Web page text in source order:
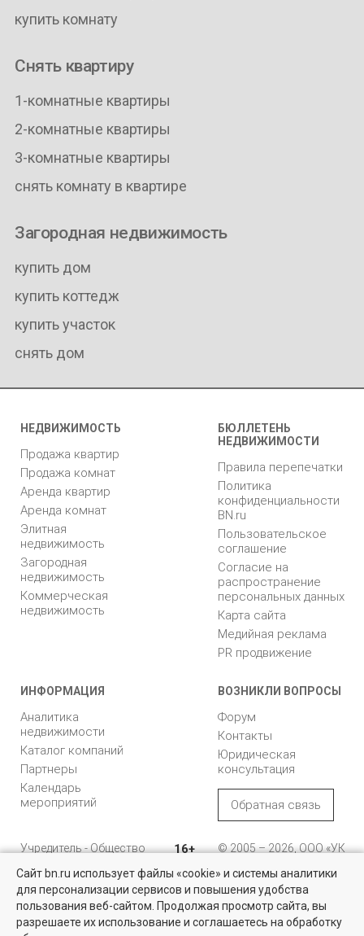
Найти квартиру - это просто!
Выбирайте среди 14 тысяч проверенных вариантов на вторичом
рынке жилья на портале BN.ru
купить комнату
Снять квартиру
1-комнатные квартиры
2-комнатные квартиры
3-комнатные квартиры
снять комнату в квартире
Загородная недвижимость
купить дом
купить коттедж
купить участок
снять дом
НЕДВИЖИМОСТЬ
Продажа квартир
Продажа комнат
Аренда квартир
Аренда комнат
Элитная
недвижимость
Загородная
недвижимость
Коммерческая
недвижимость
БЮЛЛЕТЕНЬ
НЕДВИЖИМОСТИ
Правила перепечатки
Политика
конфиденциальности
BN.ru
Пользовательское
соглашение
Согласие на
распространение
персональных данных
Карта сайта
Медийная реклама
PR продвижение
ИНФОРМАЦИЯ
Аналитика
недвижимости
Каталог компаний
Партнеры
Календарь
мероприятий
ВОЗНИКЛИ ВОПРОСЫ
Форум
Контакты
Юридическая
консультация
Обратная связь
Учредитель - Общество
ответственностью
"Управляющая
компания "Бюллетень
недвижимости"
16+
© 2005 – 2026, ООО «УК
196105, Санкт-
Петербург, пр. Юрия
Гагарина, 1
Сайт bn.ru использует файлы «cookie» и системы аналитики
для персонализации сервисов и повышения удобства
пользования веб-сайтом. Продолжая просмотр сайта, вы
разрешаете их использование и соглашаетесь на обработку